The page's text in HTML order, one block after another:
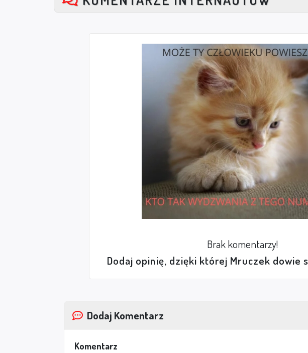
Brak komentarzy!
Dodaj opinię, dzięki której Mruczek dowie
Dodaj Komentarz
Komentarz